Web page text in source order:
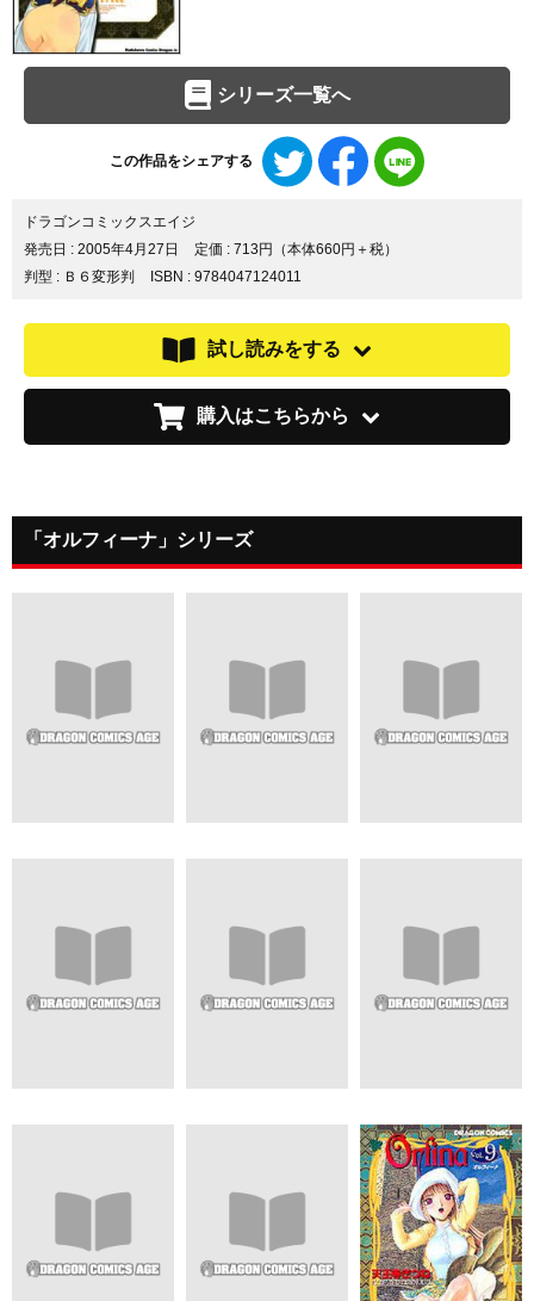
シリーズ一覧へ
この作品をシェアする
Twitter
で
ア
Facebook
で
ア
で
ドラゴンコミックスエイジ
発売日 : 2005年4月27日
定価 : 713円（本体660円＋税）
判型 : Ｂ６変形判
ISBN : 9784047124011
試し読みをする
購入はこちらから
「オルフィーナ」シリーズ